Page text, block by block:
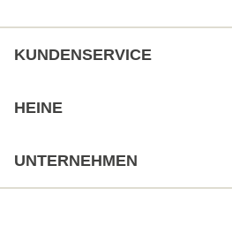
KUNDENSERVICE
HEINE
UNTERNEHMEN